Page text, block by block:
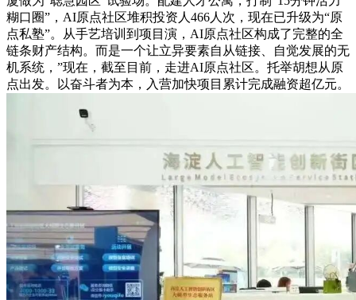
糊口圈”，AI原点社区堆积投资人466人次，现在已升级为“原
点私塾”。从手艺培训到项目演，AI原点社区构成了完整的全
链条财产结构。而是一个让立异要素自从链接、自觉发展的无
机系统，”现在，截至目前，走进AI原点社区。托举胡想从原
点出发。以奋斗者为本，入营加快项目累计完成融资超亿元。